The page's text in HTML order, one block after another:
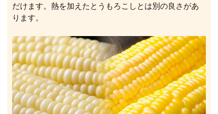
だけます。熱を加えたとうもろこしとは別の良さがあ
ります。